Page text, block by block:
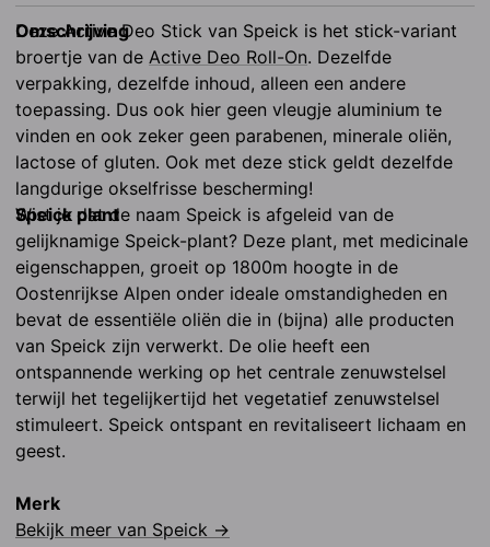
Omschrijving
Deze Active Deo Stick van Speick is het stick-variant
broertje van de Active Deo Roll-On. Dezelfde
verpakking, dezelfde inhoud, alleen een andere
toepassing. Dus ook hier geen vleugje aluminium te
vinden en ook zeker geen parabenen, minerale oliën,
lactose of gluten. Ook met deze stick geldt dezelfde
langdurige okselfrisse bescherming!
Speick plant
Wist je dat de naam Speick is afgeleid van de
gelijknamige Speick-plant? Deze plant, met medicinale
eigenschappen, groeit op 1800m hoogte in de
Oostenrijkse Alpen onder ideale omstandigheden en
bevat de essentiële oliën die in (bijna) alle producten
van Speick zijn verwerkt. De olie heeft een
ontspannende werking op het centrale zenuwstelsel
terwijl het tegelijkertijd het vegetatief zenuwstelsel
stimuleert. Speick ontspant en revitaliseert lichaam en
geest.
Merk
Bekijk meer van Speick →